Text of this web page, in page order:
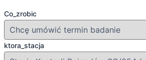
Co_zrobic
ktora_stacja